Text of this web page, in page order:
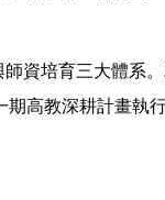
資培育三大體系
高教深耕計畫執